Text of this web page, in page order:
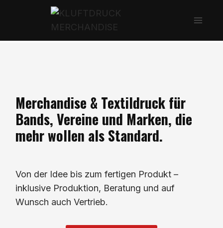
Merchandise & Textildruck für
Bands, Vereine und Marken, die
mehr wollen als Standard.
Von der Idee bis zum fertigen Produkt –
inklusive Produktion, Beratung und auf
Wunsch auch Vertrieb.